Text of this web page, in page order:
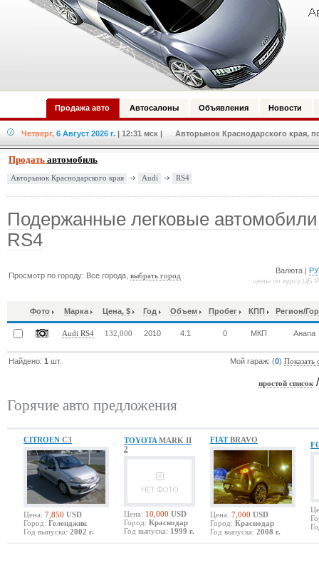
Продажа авто Автосалоны Объявления Новости
Четверг, 6 Август 2026 г. | 12:31 мск | Авторынок Краснодарского края,
Продать автомобиль
Авторынок Краснодарского края Audi RS4
Подержанные легковые
RS4
Просмотр по городу: Все города,выбрать город
Валюта |
цены по курсу ЦБ
Фото Марка Цена, $ Год Объем Пробег КПП Регион/
Audi RS4 132,000 2010 4.1 0 МКП Анапа
Найдено:1 шт. Мой гараж: (0)Показать
простой список
Горячие авто предложения
CITROEN C3
Цена: 7,850 USD
Город: Геленджик
Год выпуска: 2002 г.
TOYOTA MARK II
2
Цена: 10,000 USD
Город: Краснодар
Год выпуска: 1999 г.
FIATBRAVO
Цена: 7,000 USD
Город: Краснодар
Год выпуска: 2008 г.